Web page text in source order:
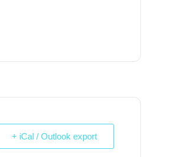
+ iCal / Outlook export